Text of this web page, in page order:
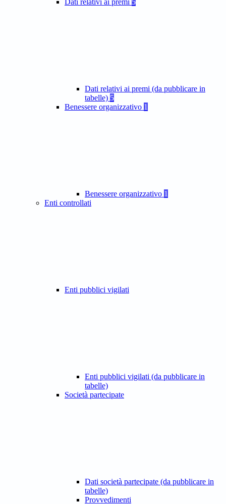
Dati relativi ai premi 5
Dati relativi ai premi (da pubblicare in
tabelle) 5
Benessere organizzativo 1
Benessere organizzativo 1
Enti controllati
Enti pubblici vigilati
Enti pubblici vigilati (da pubblicare in
tabelle)
Società partecipate
Dati società partecipate (da pubblicare in
tabelle)
Provvedimenti